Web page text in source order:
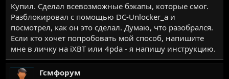
Купил. Сделал всевозможные бэкапы, которые смог.
Разблокировал с помощью DC-Unlocker_а и
посмотрел, как он это сделал. Думаю, что разобрался.
Если кто хочет попробовать мой способ, напишите
мне в личку на iXBT или 4pda - я напишу инструкцию.
Гсмфорум